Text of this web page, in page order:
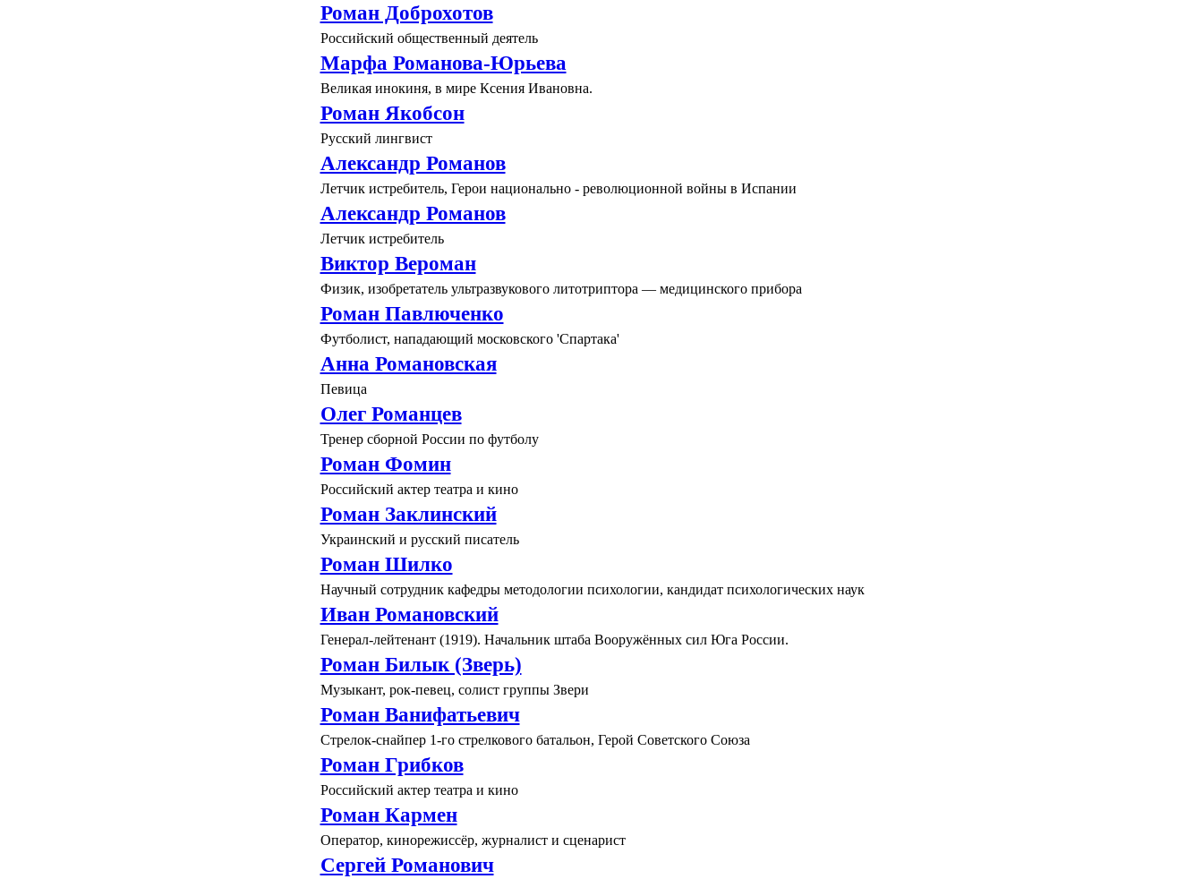
Роман Доброхотов
Российский общественный деятель
Марфа Романова-Юрьева
Великая инокиня, в мире Ксения Ивановна.
Роман Якобсон
Русский лингвист
Александр Романов
Летчик истребитель, Герои национально - революционной войны в Испании
Александp Романов
Летчик истребитель
Виктор Вероман
Физик, изобретатель ультразвукового литотриптора — медицинского прибора
Роман Павлюченко
Футболист, нападающий московского 'Спартака'
Анна Романовская
Певица
Олег Романцев
Тренер сборной России по футболу
Роман Фомин
Российский актер театра и кино
Роман Заклинский
Украинский и русский писатель
Роман Шилко
Научный сотрудник кафедры методологии психологии, кандидат психологических наук
Иван Романовский
Генерал-лейтенант (1919). Начальник штаба Вооружённых сил Юга России.
Роман Билык (Зверь)
Музыкант, рок-певец, солист группы Звери
Роман Ванифатьевич
Стрелок-снайпер 1-го стрелкового батальон, Герой Советского Союза
Роман Грибков
Российский актер театра и кино
Роман Кармен
Оператор, кинорежиссёр, журналист и сценарист
Сергей Романович